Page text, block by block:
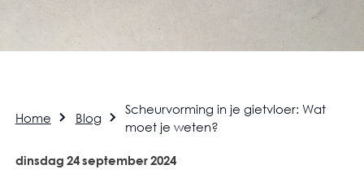
Home Blog
Scheurvorming in je gietvloer: Wat
moet je weten?
dinsdag 24september2024